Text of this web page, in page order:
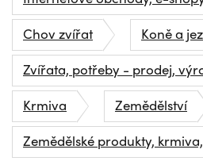
Chov zvířat
Koně a
Zvířata, potřeby - prodej,
Krmiva
Zemědělství
Zemědělské produkty,